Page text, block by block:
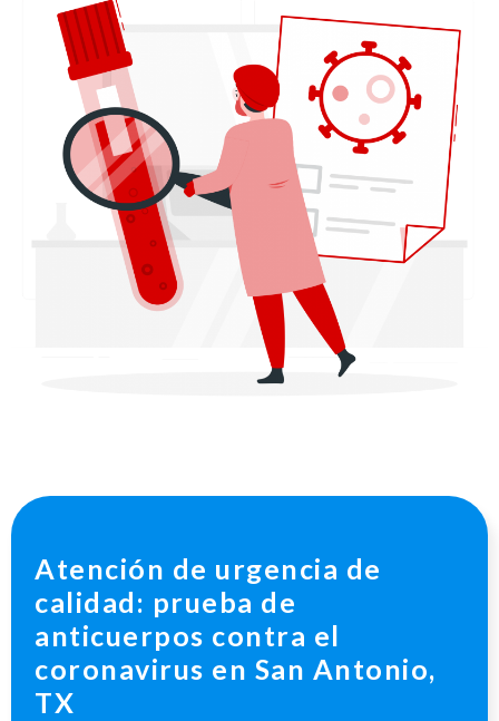
Atención de urgencia de
calidad: prueba de
anticuerpos contra el
coronavirus en San Antonio,
TX